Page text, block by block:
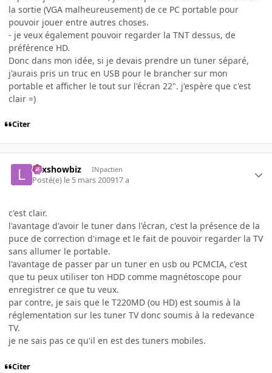
la sortie (VGA malheureusement) de ce PC portable pour
pouvoir jouer entre autres choses.
- je veux également pouvoir regarder la TNT dessus, de
préférence HD.
Donc dans mon idée, si je devais prendre un tuner séparé,
j'aurais pris un truc en USB pour le brancher sur mon
portable et afficher le tout sur l'écran 22". j'espère que c'est
clair =)
Citer
Lexshowbiz INpactien
Posté(e) le 5 mars 200917 a
c'est clair.
l'avantage d'avoir le tuner dans l'écran, c'est la présence de la
puce de correction d'image et le fait de pouvoir regarder la TV
sans allumer le portable.
l'avantage de passer par un tuner en usb ou PCMCIA, c'est
que tu peux utiliser ton HDD comme magnétoscope pour
enregistrer ce que tu veux.
par contre, je sais que le T220MD (ou HD) est soumis à la
réglementation sur les tuner TV donc soumis à la redevance
TV.
je ne sais pas ce qu'il en est des tuners mobiles.
Citer